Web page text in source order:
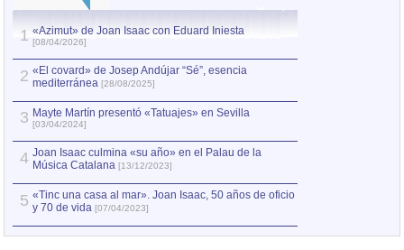
1 «Azimut» de Joan Isaac con Eduard Iniesta
[08/04/2026]
2 «El covard» de Josep Andújar “Sé”, esencia
mediterránea [28/08/2025]
3 Mayte Martín presentó «Tatuajes» en Sevilla
[03/04/2024]
4 Joan Isaac culmina «su año» en el Palau de la
Música Catalana [13/12/2023]
5 «Tinc una casa al mar». Joan Isaac, 50 años de oficio
y 70 de vida [07/04/2023]